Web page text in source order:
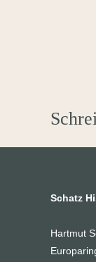
Schatz
Hartmut